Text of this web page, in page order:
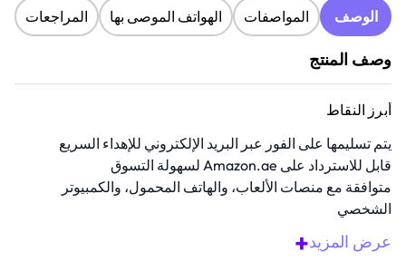
الوصف المواصفات الهواتف الموصى بها المراجعات
وصف المنتج
أبرز النقاط
يتم تسليمها على الفور عبر البريد الإلكتروني للإهداء السريع
قابل للاسترداد على Amazon.ae لسهولة التسوق
متوافقة مع منصات الألعاب، والهاتف المحمول، والكمبيوتر
الشخصي
هدية مثالية لأعياد الميلاد أو الاحتفالات
تأمين الاسترداد من خلال قسم هدايا أمازون
عرض المزيد+